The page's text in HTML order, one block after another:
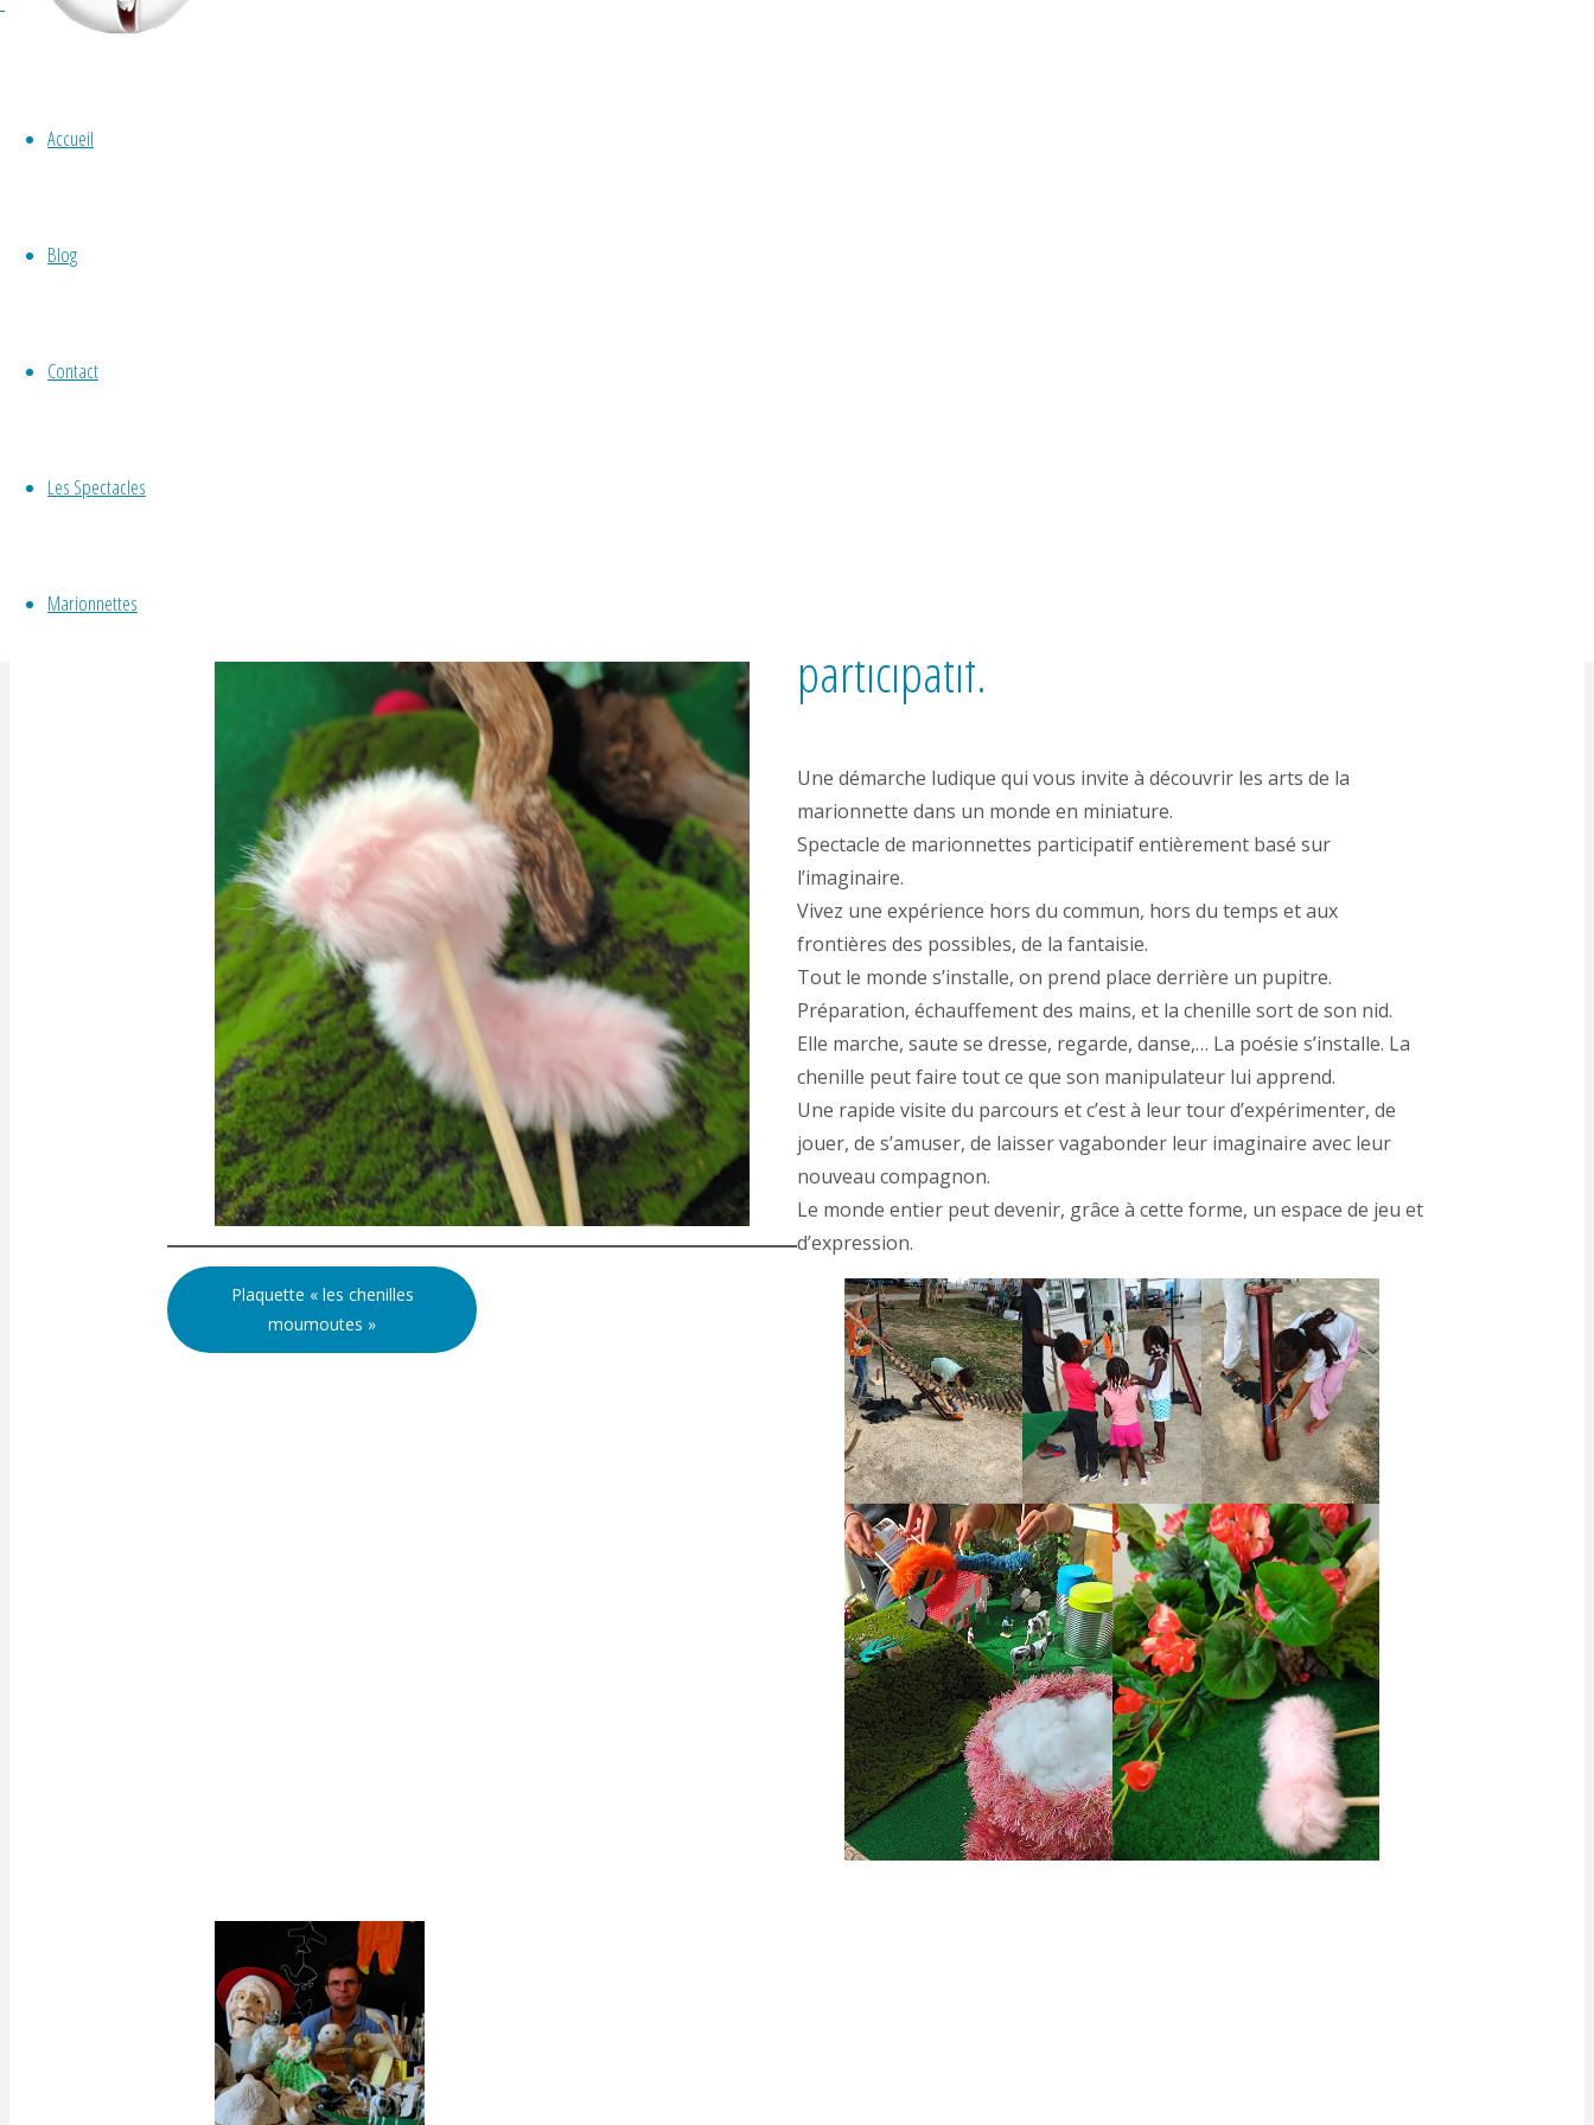
Accueil
Blog
Contact
Les Spectacles
Marionnettes
Plaquette « les chenilles
moumoutes »
participatif.
Une démarche ludique qui vous invite à découvrir les arts de la
marionnette dans un monde en miniature.
Spectacle de marionnettes participatif entièrement basé sur
l’imaginaire.
Vivez une expérience hors du commun, hors du temps et aux
frontières des possibles, de la fantaisie.
Tout le monde s’installe, on prend place derrière un pupitre.
Préparation, échauffement des mains, et la chenille sort de son nid.
Elle marche, saute se dresse, regarde, danse,… La poésie s’installe. La
chenille peut faire tout ce que son manipulateur lui apprend.
Une rapide visite du parcours et c’est à leur tour d’expérimenter, de
jouer, de s’amuser, de laisser vagabonder leur imaginaire avec leur
nouveau compagnon.
Le monde entier peut devenir, grâce à cette forme, un espace de jeu et
d’expression.